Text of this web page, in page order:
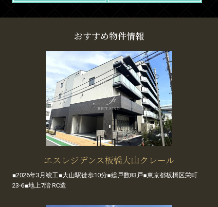
おすすめ物件情報
エスレジデンス板橋大山クレール
■2026年3月竣工■大山駅徒歩10分■総戸数83戸■東京都板橋区栄町
23-6■地上7階 RC造